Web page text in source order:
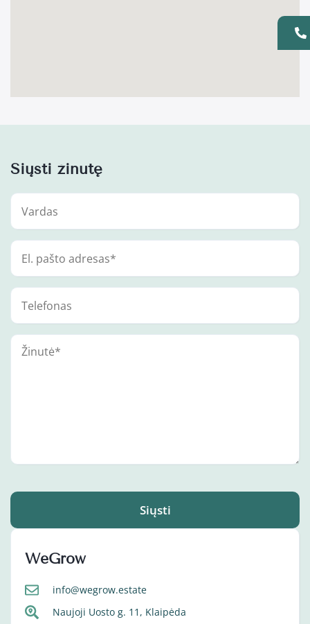
Siųsti žinutę
Siųsti
WeGrow
info@wegrow.estate
Naujoji Uosto g. 11, Klaipėda